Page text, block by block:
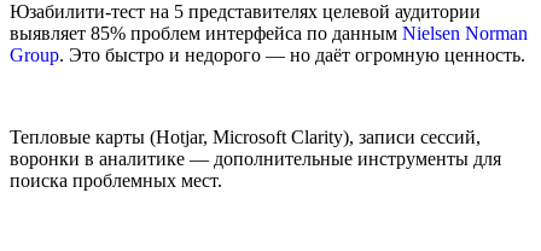
Юзабилити-тест на 5 представителях целевой аудитории
выявляет 85% проблем интерфейса по данным Nielsen Norman
Group. Это быстро и недорого — но даёт огромную ценность.
Тепловые карты (Hotjar, Microsoft Clarity), записи сессий,
воронки в аналитике — дополнительные инструменты для
поиска проблемных мест.